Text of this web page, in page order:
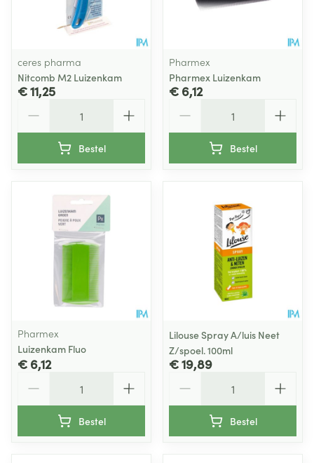
ceres pharma
Nitcomb M2 Luizenkam
€ 11,25
Bestel
Pharmex
Pharmex Luizenkam
€ 6,12
Bestel
Pharmex
Luizenkam Fluo
€ 6,12
Bestel
Lilouse Spray A/luis Neet
Z/spoel. 100ml
€ 19,89
Bestel